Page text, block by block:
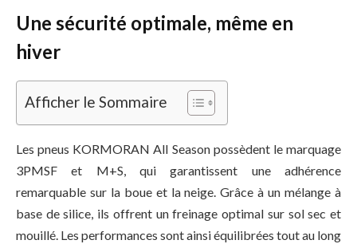
Une sécurité optimale, même en
hiver
Afficher le Sommaire
Les pneus KORMORAN All Season possèdent le marquage
3PMSF et M+S, qui garantissent une adhérence
remarquable sur la boue et la neige. Grâce à un mélange à
base de silice, ils offrent un freinage optimal sur sol sec et
mouillé. Les performances sont ainsi équilibrées tout au long